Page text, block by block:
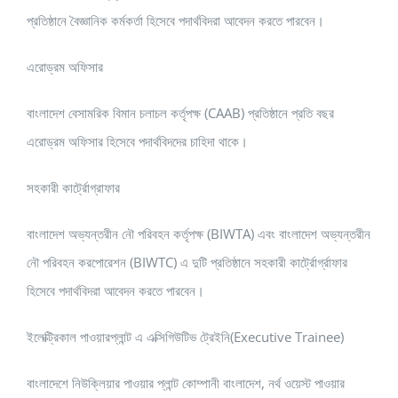
প্রতিষ্ঠানে বৈজ্ঞানিক কর্মকর্তা হিসেবে পদার্থবিদরা আবেদন করতে পারবেন।
এরোড্রম অফিসার
বাংলাদেশ বেসামরিক বিমান চলাচল কর্তৃপক্ষ (CAAB) প্রতিষ্ঠানে প্রতি বছর
এরোড্রম অফিসার হিসেবে পদার্থবিদদের চাহিদা থাকে।
সহকারী কার্ট্রোগ্রাফার
বাংলাদেশ অভ্যন্তরীন নৌ পরিবহন কর্তৃপক্ষ (BIWTA) এবং বাংলাদেশ অভ্যন্তরীন
নৌ পরিবহন করপোরেশন (BIWTC) এ দুটি প্রতিষ্ঠানে সহকারী কার্ট্রোর্গ্রাফার
হিসেবে পদার্থবিদরা আবেদন করতে পারবেন।
ইলেক্ট্রিকাল পাওয়ারপ্লান্ট এ এক্সিগিউটিভ ট্রেইনি(Executive Trainee)
বাংলাদেশে নিউক্লিয়ার পাওয়ার প্লান্ট কোম্পানী বাংলাদেশ, নর্থ ওয়েস্ট পাওয়ার